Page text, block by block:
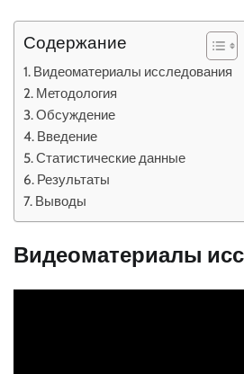
Содержание
Видеоматериалы исследования
Методология
Обсуждение
Введение
Статистические данные
Результаты
Выводы
Видеоматериалы